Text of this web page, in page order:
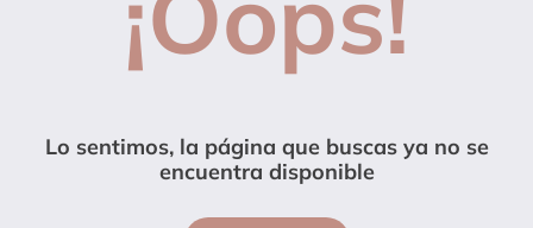
Lo sentimos, la página que buscas ya no se
encuentra disponible